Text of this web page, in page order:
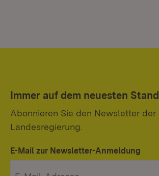
Immer auf dem neuesten Stand
Abonnieren Sie den Newsletter der
Landesregierung.
E-Mail zur Newsletter-Anmeldung